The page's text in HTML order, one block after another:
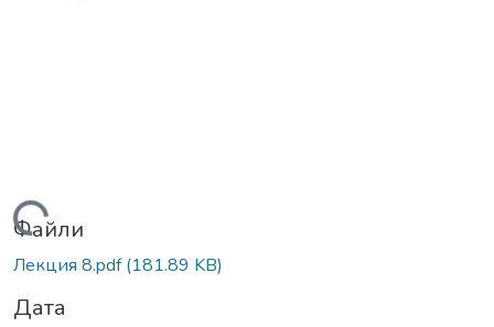
Вантажиться...
Файли
Лекция 8.pdf(181.89 KB)
Дата